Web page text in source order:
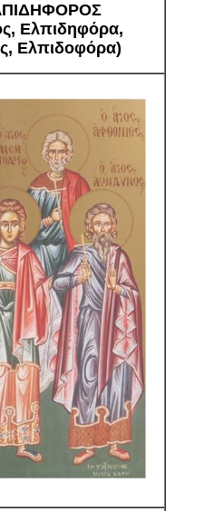
Ελπιδηφόρα,
Ελπιδοφόρα)